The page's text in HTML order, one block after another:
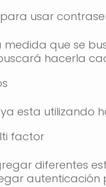
usar
que se
hacerla
esta utilizando
factor
diferentes
autenticación